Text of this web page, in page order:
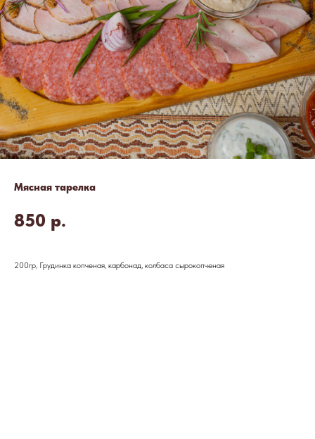
Мясная тарелка
850 р.
200гр, Грудинка копченая, карбонад, колбаса сырокопченая